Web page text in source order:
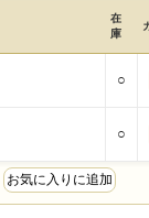
在
庫
○
○